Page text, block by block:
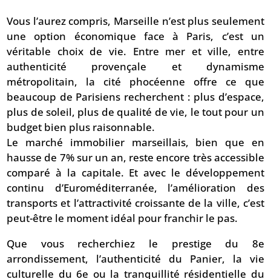
Vous l’aurez compris, Marseille n’est plus seulement
une option économique face à Paris, c’est un
véritable choix de vie. Entre mer et ville, entre
authenticité provençale et dynamisme
métropolitain, la cité phocéenne offre ce que
beaucoup de Parisiens recherchent : plus d’espace,
plus de soleil, plus de qualité de vie, le tout pour un
budget bien plus raisonnable.
Le marché immobilier marseillais, bien que en
hausse de 7% sur un an, reste encore très accessible
comparé à la capitale. Et avec le développement
continu d’Euroméditerranée, l’amélioration des
transports et l’attractivité croissante de la ville, c’est
peut-être le moment idéal pour franchir le pas.
Que vous recherchiez le prestige du 8e
arrondissement, l’authenticité du Panier, la vie
culturelle du 6e ou la tranquillité résidentielle du